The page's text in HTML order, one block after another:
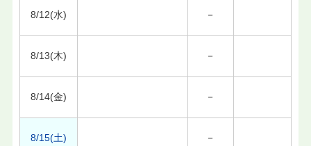
8/12(水) －
8/13(木) －
8/14(金) －
8/15(土) －